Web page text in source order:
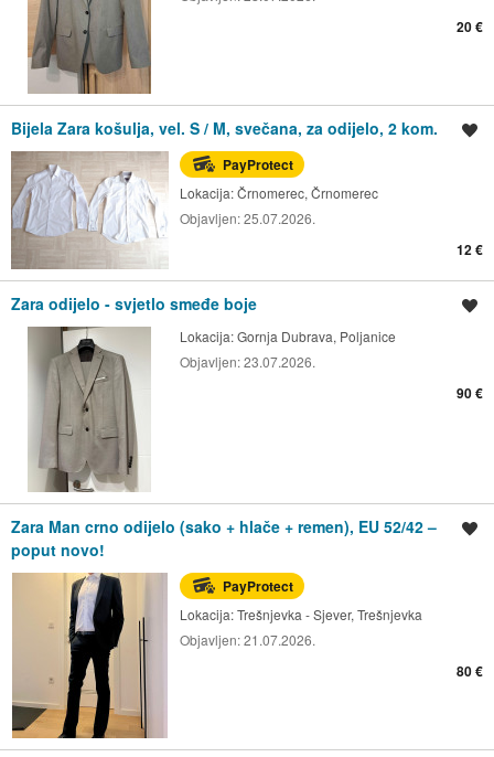
20 €
Bijela Zara košulja, vel. S / M, svečana, za odijelo, 2 kom.
PayProtect
Lokacija:Črnomerec, Črnomerec
Objavljen:25.07.2026.
12 €
Zara odijelo - svjetlo smeđe boje
Lokacija:Gornja Dubrava, Poljanice
Objavljen:23.07.2026.
90 €
Zara Man crno odijelo (sako + hlače + remen), EU 52/42 –
poput novo!
PayProtect
Lokacija:Trešnjevka - Sjever, Trešnjevka
Objavljen:21.07.2026.
80 €